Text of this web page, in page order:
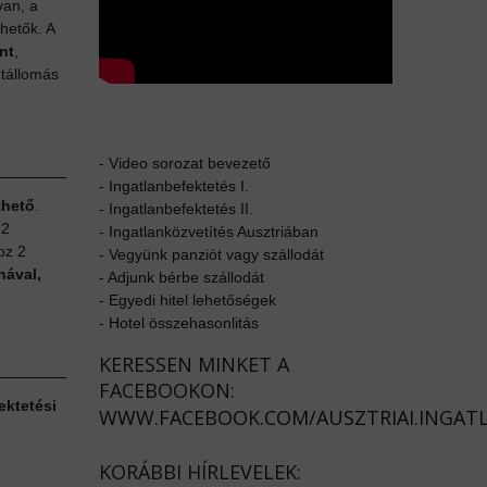
a
A
2
- Video sorozat bevezető
- Ingatlanbefektetés I.
- Ingatlanbefektetés II.
- Ingatlanközvetítés Ausztriában
- Vegyünk panziót vagy szállodát
- Adjunk bérbe szállodát
- Egyedi hitel lehetőségek
- Hotel összehasonlitás
KERESSEN MINKET A
FACEBOOKON:
WWW.FACEBOOK.COM/
KORÁBBI HÍRLEVELEK: